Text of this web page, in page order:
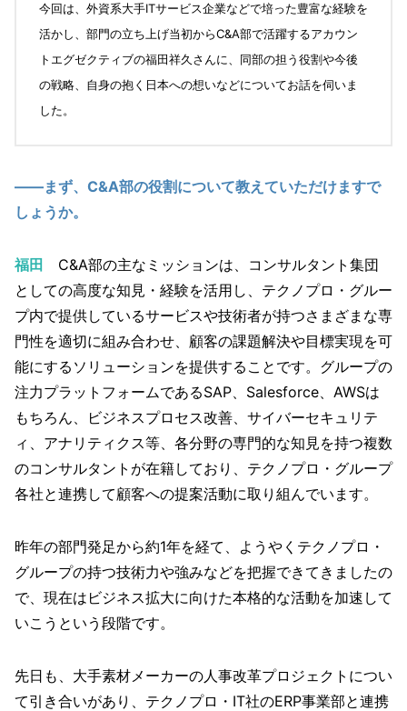
今回は、外資系大手ITサービス企業などで培った豊富な経験を
活かし、部門の立ち上げ当初からC&A部で活躍するアカウン
トエグゼクティブの福田祥久さんに、同部の担う役割や今後
の戦略、自身の抱く日本への想いなどについてお話を伺いま
した。
――まず、C&A部の役割について教えていただけますで
しょうか。
福田 C&A部の主なミッションは、コンサルタント集団
としての高度な知見・経験を活用し、テクノプロ・グルー
プ内で提供しているサービスや技術者が持つさまざまな専
門性を適切に組み合わせ、顧客の課題解決や目標実現を可
能にするソリューションを提供することです。グループの
注力プラットフォームであるSAP、Salesforce、AWSは
もちろん、ビジネスプロセス改善、サイバーセキュリテ
ィ、アナリティクス等、各分野の専門的な知見を持つ複数
のコンサルタントが在籍しており、テクノプロ・グループ
各社と連携して顧客への提案活動に取り組んでいます。
昨年の部門発足から約1年を経て、ようやくテクノプロ・
グループの持つ技術力や強みなどを把握できてきましたの
で、現在はビジネス拡大に向けた本格的な活動を加速して
いこうという段階です。
先日も、大手素材メーカーの人事改革プロジェクトについ
て引き合いがあり、テクノプロ・IT社のERP事業部と連携